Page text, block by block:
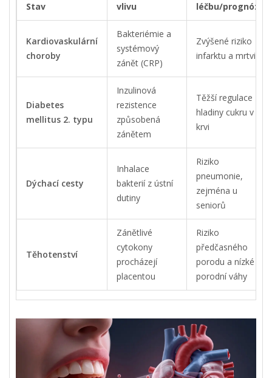
Stav
vlivu
léčbu/prognózu
Kardiovaskulární
choroby
Bakteriémie a
systémový
zánět (CRP)
Zvýšené riziko
infarktu a mrtvice
Diabetes
mellitus 2. typu
Inzulinová
rezistence
způsobená
zánětem
Těžší regulace
hladiny cukru v
krvi
Dýchací cesty
Inhalace
bakterií z ústní
dutiny
Riziko
pneumonie,
zejména u
seniorů
Těhotenství
Zánětlivé
cytokony
procházejí
placentou
Riziko
předčasného
porodu a nízké
porodní váhy